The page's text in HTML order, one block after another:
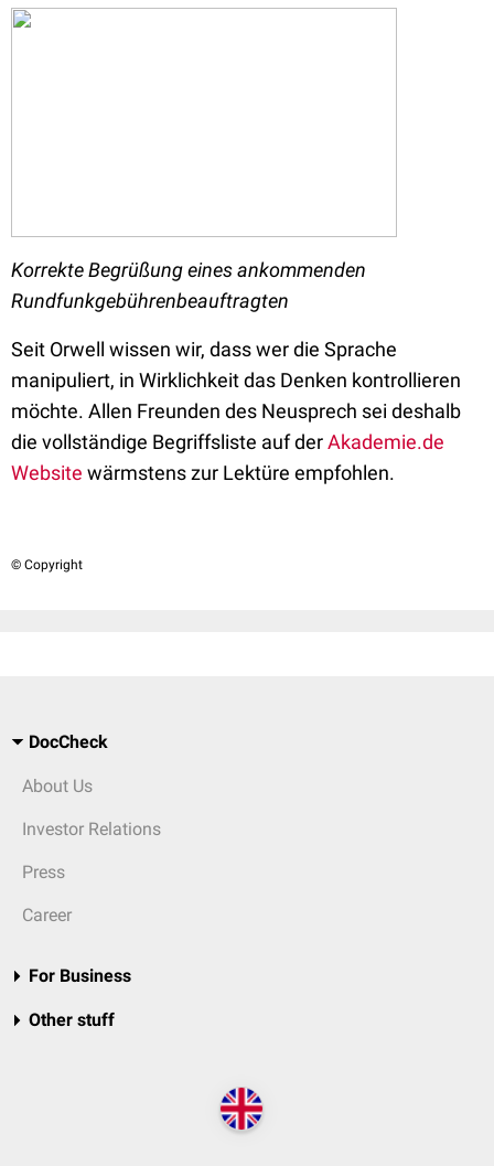
Korrekte Begrüßung eines ankommenden
Rundfunkgebührenbeauftragten
Seit Orwell wissen wir, dass wer die Sprache
manipuliert, in Wirklichkeit das Denken kontrollieren
möchte. Allen Freunden des Neusprech sei deshalb
die vollständige Begriffsliste auf derAkademie.de
Website wärmstens zur Lektüre empfohlen.
© Copyright
DocCheck
About Us
Investor Relations
Press
Career
For Business
Other stuff